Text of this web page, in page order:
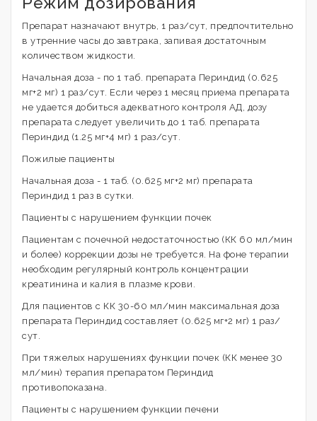
Препарат назначают внутрь, 1 раз/сут, предпочтительно
в утренние часы до завтрака, запивая достаточным
количеством жидкости.
Начальная доза - по 1 таб. препарата Периндид (0.625
мг+2 мг) 1 раз/сут. Если через 1 месяц приема препарата
не удается добиться адекватного контроля АД, дозу
препарата следует увеличить до 1 таб. препарата
Периндид (1.25 мг+4 мг) 1 раз/сут.
Пожилые пациенты
Начальная доза - 1 таб. (0.625 мг+2 мг) препарата
Периндид 1 раз в сутки.
Пациенты с нарушением функции почек
Пациентам с почечной недостаточностью (КК 60 мл/мин
и более) коррекции дозы не требуется. На фоне терапии
необходим регулярный контроль концентрации
креатинина и калия в плазме крови.
Для пациентов с КК 30-60 мл/мин максимальная доза
препарата Периндид составляет (0.625 мг+2 мг) 1 раз/
сут.
При тяжелых нарушениях функции почек (КК менее 30
мл/мин) терапия препаратом Периндид
противопоказана.
Пациенты с нарушением функции печени